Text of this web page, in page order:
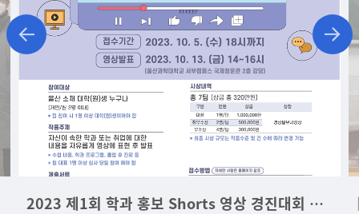
2023 제1회 학과 홍보 Shorts 영상 경진대회 대상